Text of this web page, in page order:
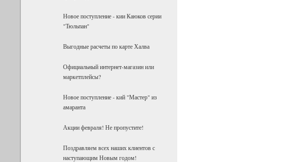
Новое поступление - кии Каюков серии
"Тюльпан"
Выгодные расчеты по карте Халва
Официальный интернет-магазин или
маркетплейсы?
Новое поступление - кий "Мастер" из
амаранта
Акции февраля! Не пропустите!
Поздравляем всех наших клиентов с
наступающим Новым годом!